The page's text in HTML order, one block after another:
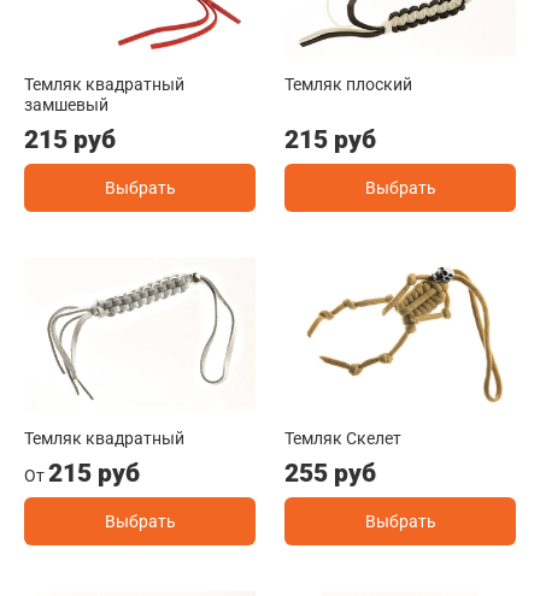
Темляк квадратный
замшевый
215 руб
Выбрать
Темляк плоский
215 руб
Выбрать
Темляк квадратный
От215 руб
Выбрать
Темляк Скелет
255 руб
Выбрать